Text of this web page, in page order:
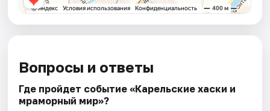
Вопросы и ответы
Где пройдет событие «Карельские хаски и
мраморный мир»?